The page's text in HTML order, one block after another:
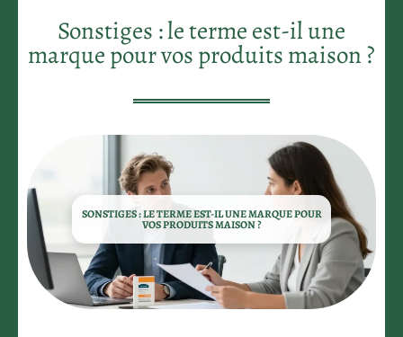
Sonstiges : le terme est-il une
marque pour vos produits maison ?
SONSTIGES : LE TERME EST-IL UNE MARQUE POUR
VOS PRODUITS MAISON ?